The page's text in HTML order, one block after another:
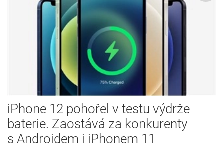
iPhone 12 pohořel v testu výdrže
baterie. Zaostává za konkurenty
s Androidem i iPhonem 11